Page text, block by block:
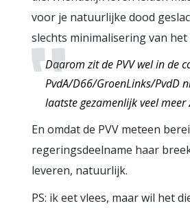
voor je natuurlijke dood
slechts minimalisering van het
Daarom zit de PVV wel in de
PvdA/D66/GroenLinks/PvdD
laatste gezamenlijk veel meer
En omdat de PVV meteen
regeringsdeelname haar
leveren, natuurlijk.
PS: ik eet vlees, maar wil het